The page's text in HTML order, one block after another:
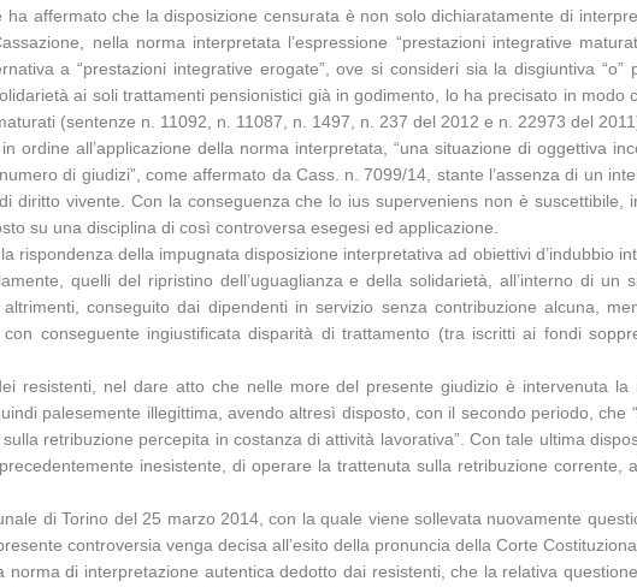
affermato che la disposizione censurata è non solo dichiaratamente di
nella norma interpretata l’espressione “prestazioni integrative
a “prestazioni integrative erogate”, ove si consideri sia la disgiuntiva
ai soli trattamenti pensionistici già in godimento, lo ha precisato in modo
(sentenze n. 11092, n. 11087, n. 1497, n. 237 del 2012 e n. 22973 del
ordine all’applicazione della norma interpretata, “una situazione di oggettiva
di giudizi”, come affermato da Cass. n. 7099/14, stante l’assenza di un
diritto vivente. Con la conseguenza che lo ius superveniens non è suscettibile,
su una disciplina di così controversa esegesi ed applicazione.
rispondenza della impugnata disposizione interpretativa ad obiettivi d’indubbio
quelli del ripristino dell’uguaglianza e della solidarietà, all’interno di un
conseguito dai dipendenti in servizio senza contribuzione alcuna,
conseguente ingiustificata disparità di trattamento (tra iscritti ai fondi
resistenti, nel dare atto che nelle more del presente giudizio è intervenuta la
palesemente illegittima, avendo altresì disposto, con il secondo periodo, che
retribuzione percepita in costanza di attività lavorativa”. Con tale ultima
inesistente, di operare la trattenuta sulla retribuzione corrente,
di Torino del 25 marzo 2014, con la quale viene sollevata nuovamente
controversia venga decisa all’esito della pronuncia della Corte
di interpretazione autentica dedotto dai resistenti, che la relativa